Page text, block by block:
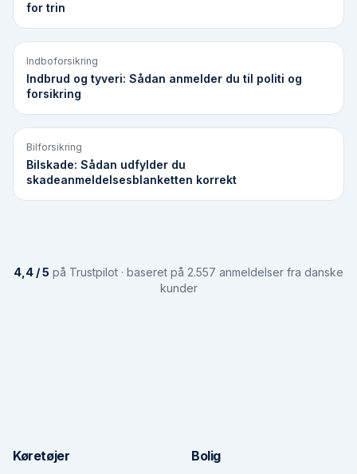
for trin
Indboforsikring
Indbrud og tyveri: Sådan anmelder du til politi og
forsikring
Bilforsikring
Bilskade: Sådan udfylder du
skadeanmeldelsesblanketten korrekt
4,4 / 5 på Trustpilot · baseret på 2.557 anmeldelser fra danske
kunder
Køretøjer Bolig